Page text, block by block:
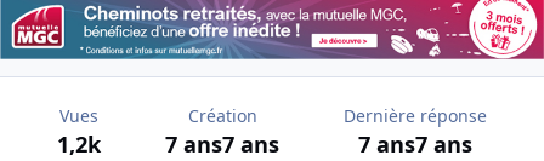
Vues
1,2k
Création
7 ans7 ans
Dernière réponse
7 ans7 ans